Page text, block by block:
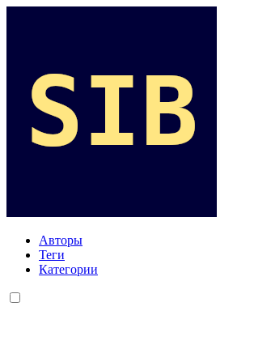
Авторы
Теги
Категории